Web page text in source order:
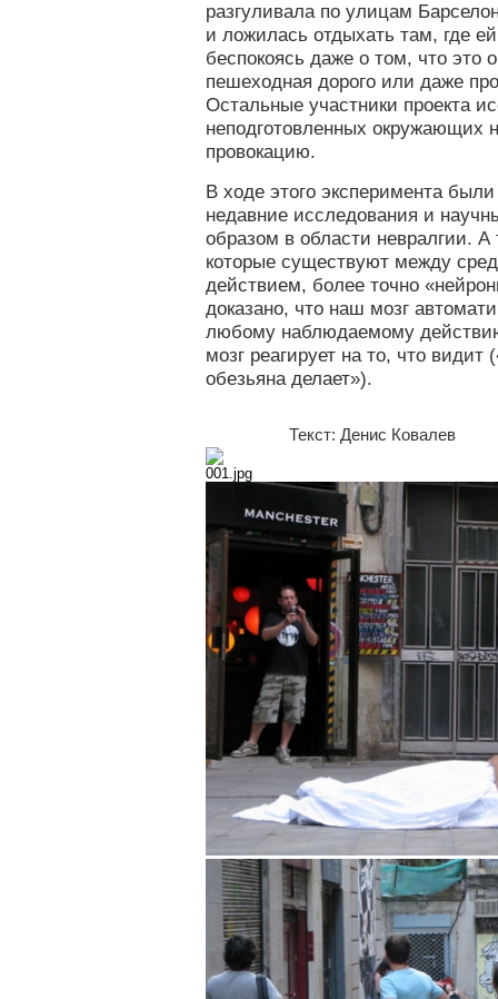
разгуливала по улицам
и ложилась отдыхать там, где
беспокоясь даже о том, что это
пешеходная дорого или даже
Остальные участники проекта
неподготовленных окружающих
провокацию.
В ходе этого эксперимента
недавние исследования и
образом в области невралгии. А
которые существуют между
действием, более точно
доказано, что наш мозг
любому наблюдаемому
мозг реагирует на то, что видит
обезьяна делает»).
Текст: Денис Ковалев